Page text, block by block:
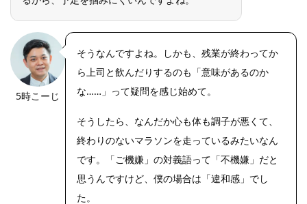
5時こーじ
そうなんですよね。しかも、残業が終わってか
ら上司と飲んだりするのも「意味があるのか
な……」って疑問を感じ始めて。
そうしたら、なんだか心も体も調子が悪くて、
終わりのないマラソンを走っているみたいなん
です。「ご機嫌」の対義語って「不機嫌」だと
思うんですけど、僕の場合は「違和感」でし
た。